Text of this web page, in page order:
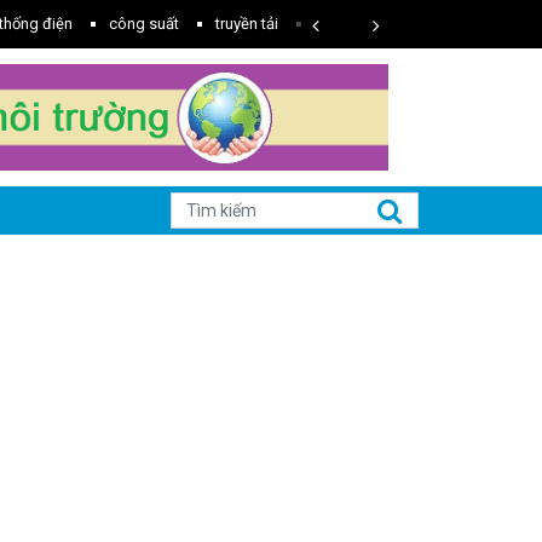
điện công suất truyền tải Năng lượng tái tạo